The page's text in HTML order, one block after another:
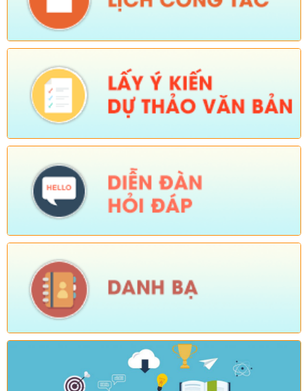
Số:Số: 1805/KH-UBND
Tên:(KẾ HOẠCH Thực hiện cao điểm tuyên truyền, vận động
và hỗ trợ Nhân dân thu nhận, kích hoạt tài khoản định danh
điện tử mức độ 2, tích hợp sổ sức khoẻ điện tử, tài khoản an
Ngày ban hành: (04/08/2026) -Ngày hiệu lực: (03/08/2026)
Số:1813 /UBND-KT
Tên:(Về việc tăng cường các biện pháp phòng, chống bệnh
Cúm gia cầm type A/H5N1)
Ngày ban hành: (04/08/2026) -Ngày hiệu lực: (03/08/2026)
Số:1824 /KH-UBND
Tên:(KẾ HOẠCH Hành động 100 ngày xử lý dứt điểm các điểm
nghẽn về chuyển đổi số trên địa bàn xã Sì Lở Lầu)
Ngày ban hành: (04/08/2026) -Ngày hiệu lực: (03/08/2026)
Tên:(V/v tuyên truyền một số nội dung)
Ngày ban hành: (04/08/2026)